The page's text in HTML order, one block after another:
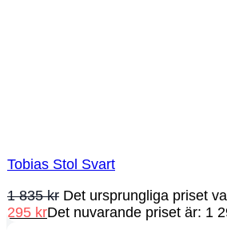
Tobias Stol Svart
1 835kr Det ursprungliga priset
295 krDet nuvarande priset är: 1